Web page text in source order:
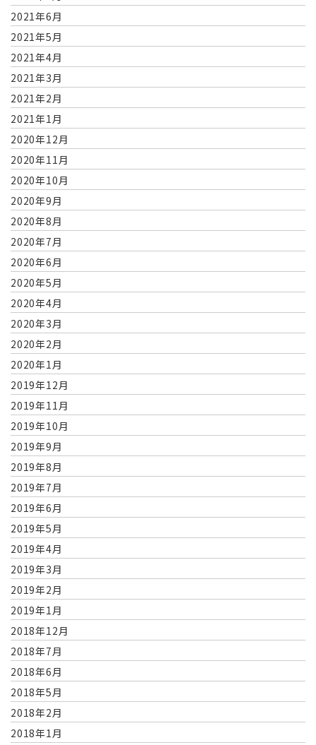
2021年6月
2021年5月
2021年4月
2021年3月
2021年2月
2021年1月
2020年12月
2020年11月
2020年10月
2020年9月
2020年8月
2020年7月
2020年6月
2020年5月
2020年4月
2020年3月
2020年2月
2020年1月
2019年12月
2019年11月
2019年10月
2019年9月
2019年8月
2019年7月
2019年6月
2019年5月
2019年4月
2019年3月
2019年2月
2019年1月
2018年12月
2018年7月
2018年6月
2018年5月
2018年2月
2018年1月